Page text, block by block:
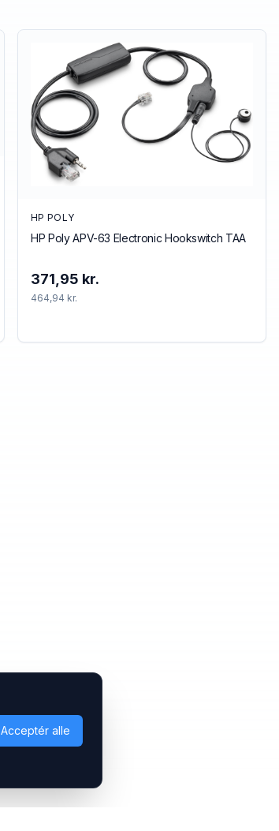
Acceptér alle
HP POLY
HP Poly APV-63 Electronic Hookswitch TAA
371,95 kr.
464,94 kr.